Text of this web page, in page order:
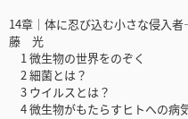
14章｜体に忍び込む小さな侵入
藤 光
1 微生物の世界をのぞく
2 細菌とは？
3 ウイルスとは？
4 微生物がもたらすヒトへの病